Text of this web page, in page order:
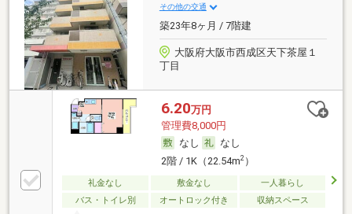
その他の交通
築23年8ヶ月 / 7階建
大阪府大阪市西成区天下茶屋１
丁目
6.20万円
管理費8,000円
なし
なし
2階 / 1K（22.54m2）
礼金なし 敷金なし
一人暮らし
バス・トイレ別
オートロック付き 収納スペース